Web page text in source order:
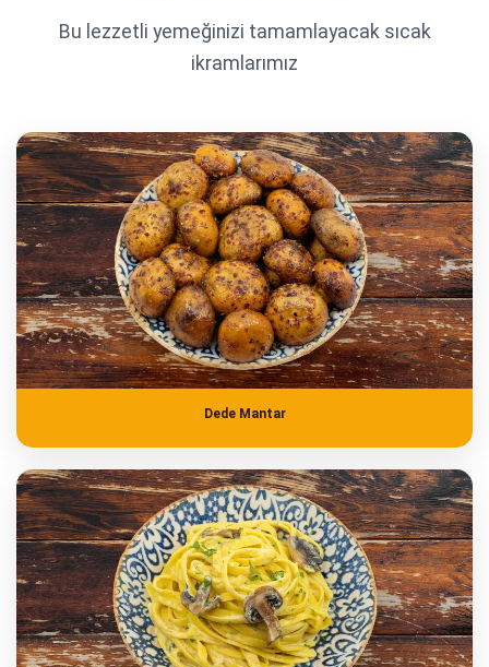
Bu lezzetli yemeğinizi tamamlayacak sıcak
ikramlarımız
Dede Mantar